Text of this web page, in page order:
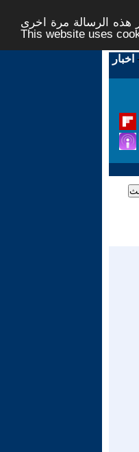
الرسالة مرة اخرى -
This website uses
اخبار